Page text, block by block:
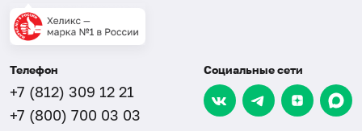
Телефон
+7 (812) 309 12 21
+7 (800) 700 03 03
Социальные сети